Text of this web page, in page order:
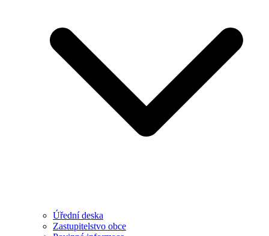
Úřední deska
Zastupitelstvo obce